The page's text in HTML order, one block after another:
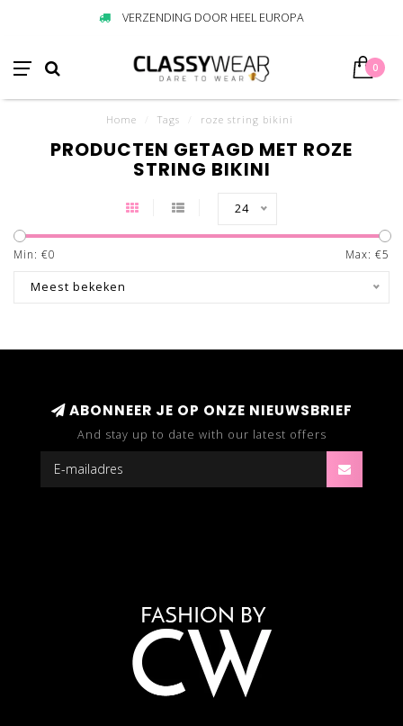
VERZENDING DOOR HEEL EUROPA
0
Home Tags roze string bikini
PRODUCTEN GETAGD MET ROZE
STRING BIKINI
24
Min: €0 Max: €5
Meest bekeken
ABONNEER JE OP ONZE NIEUWSBRIEF
And stay up to date with our latest offers